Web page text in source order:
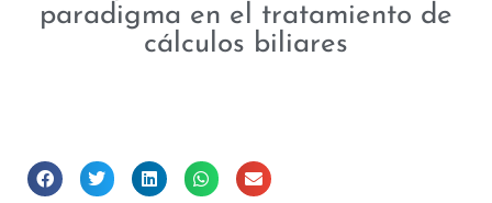
paradigma en el tratamiento de
cálculos biliares